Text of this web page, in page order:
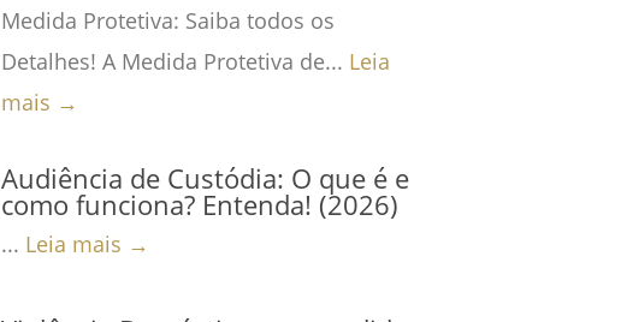
Medida Protetiva: Saiba todos os
Detalhes! A Medida Protetiva de... Leia
mais →
Audiência de Custódia: O que é e
como funciona? Entenda! (2026)
... Leia mais →